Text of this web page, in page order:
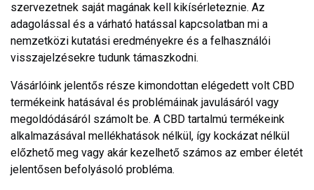
szervezetnek saját magának kell kikísérleteznie. Az
adagolással és a várható hatással kapcsolatban mi a
nemzetközi kutatási eredményekre és a felhasználói
visszajelzésekre tudunk támaszkodni.
Vásárlóink jelentős része kimondottan elégedett volt CBD
termékeink hatásával és problémáinak javulásáról vagy
megoldódásáról számolt be. A CBD tartalmú termékeink
alkalmazásával mellékhatások nélkül, így kockázat nélkül
előzhető meg vagy akár kezelhető számos az ember életét
jelentősen befolyásoló probléma.